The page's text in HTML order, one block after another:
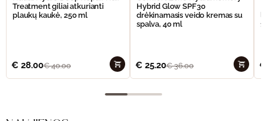
Treatment giliai atkurianti
plaukų kaukė, 250 ml
€ 28.00€40.00
Hybrid Glow SPF30
drėkinamasis veido kremas su
spalva, 40 ml
€ 25.20€36.00 €